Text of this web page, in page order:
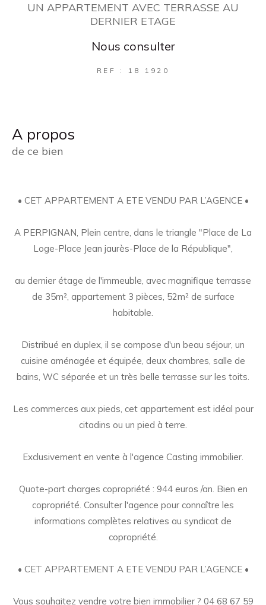
UN APPARTEMENT AVEC TERRASSE AU
DERNIER ETAGE
Nous consulter
REF : 18 1920
a propos
de ce bien
• CET APPARTEMENT A ETE VENDU PAR L’AGENCE •
A PERPIGNAN, Plein centre, dans le triangle "Place de La
Loge-Place Jean jaurès-Place de la République",
au dernier étage de l'immeuble, avec magnifique terrasse
de 35m², appartement 3 pièces, 52m² de surface
habitable.
Distribué en duplex, il se compose d'un beau séjour, un
cuisine aménagée et équipée, deux chambres, salle de
bains, WC séparée et un très belle terrasse sur les toits.
Les commerces aux pieds, cet appartement est idéal pour
citadins ou un pied à terre.
Exclusivement en vente à l'agence Casting immobilier.
Quote-part charges copropriété : 944 euros /an. Bien en
copropriété. Consulter l'agence pour connaître les
informations complètes relatives au syndicat de
copropriété.
• CET APPARTEMENT A ETE VENDU PAR L’AGENCE •
Vous souhaitez vendre votre bien immobilier ? 04 68 67 59